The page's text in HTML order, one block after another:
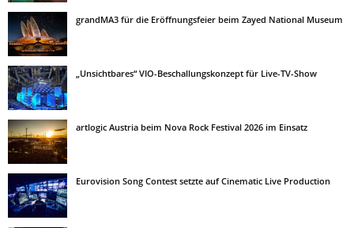
grandMA3 für die Eröffnungsfeier beim Zayed National Museum
„Unsichtbares“ VIO-Beschallungskonzept für Live-TV-Show
artlogic Austria beim Nova Rock Festival 2026 im Einsatz
Eurovision Song Contest setzte auf Cinematic Live Production